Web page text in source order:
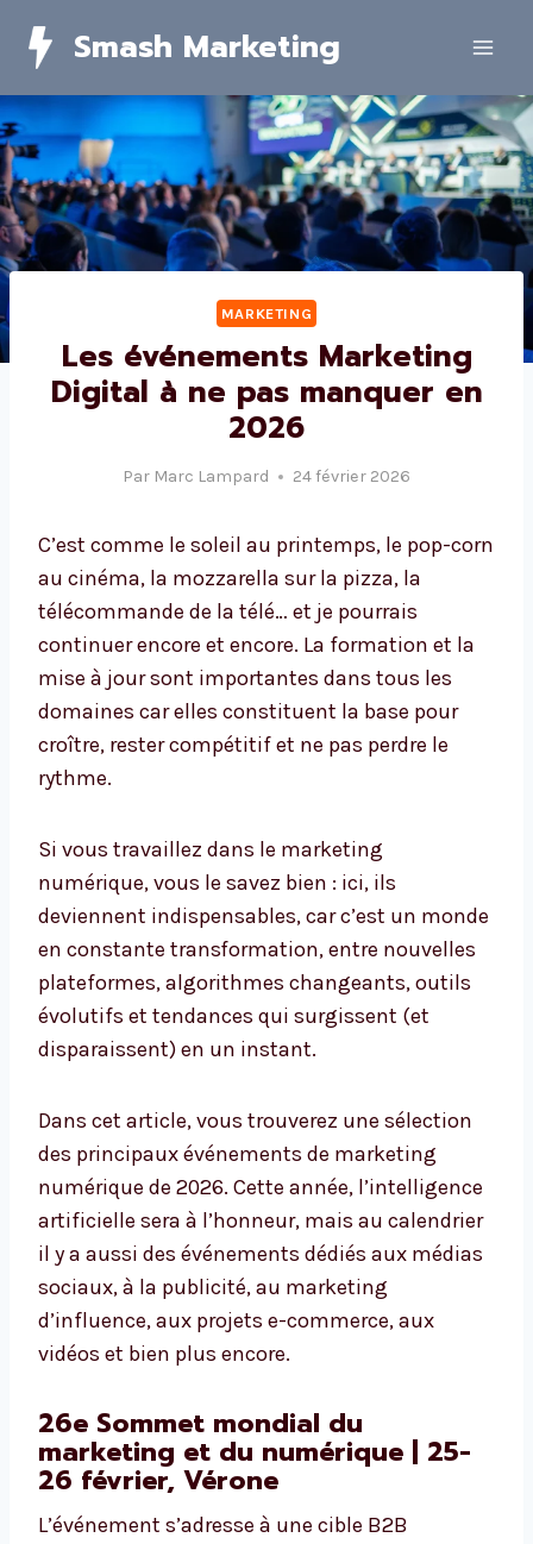
Smash Marketing
MARKETING
Les événements Marketing
Digital à ne pas manquer en
2026
Par Marc Lampard 24 février 2026
C’est comme le soleil au printemps, le pop-corn
au cinéma, la mozzarella sur la pizza, la
télécommande de la télé… et je pourrais
continuer encore et encore. La formation et la
mise à jour sont importantes dans tous les
domaines car elles constituent la base pour
croître, rester compétitif et ne pas perdre le
rythme.
Si vous travaillez dans le marketing
numérique, vous le savez bien : ici, ils
deviennent indispensables, car c’est un monde
en constante transformation, entre nouvelles
plateformes, algorithmes changeants, outils
évolutifs et tendances qui surgissent (et
disparaissent) en un instant.
Dans cet article, vous trouverez une sélection
des principaux événements de marketing
numérique de 2026. Cette année, l’intelligence
artificielle sera à l’honneur, mais au calendrier
il y a aussi des événements dédiés aux médias
sociaux, à la publicité, au marketing
d’influence, aux projets e-commerce, aux
vidéos et bien plus encore.
26e Sommet mondial du
marketing et du numérique | 25-
26 février, Vérone
L’événement s’adresse à une cible B2B